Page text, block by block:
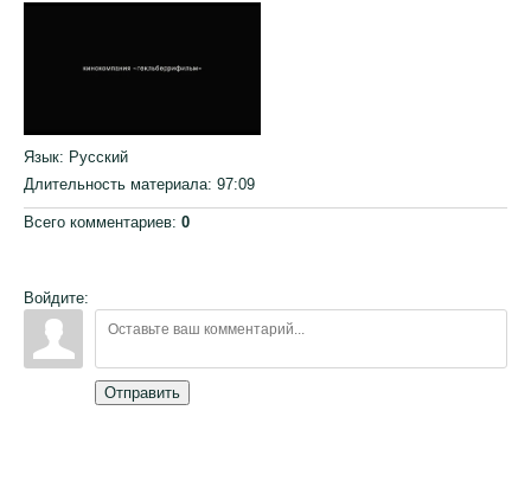
Язык: Русский
Длительность материала: 97:09
Всего комментариев: 0
Войдите:
Отправить